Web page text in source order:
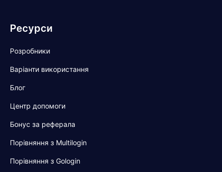
Ресурси
Розробники
Варіанти використання
Блог
Центр допомоги
Бонус за реферала
Порівняння з Multilogin
Порівняння з Gologin